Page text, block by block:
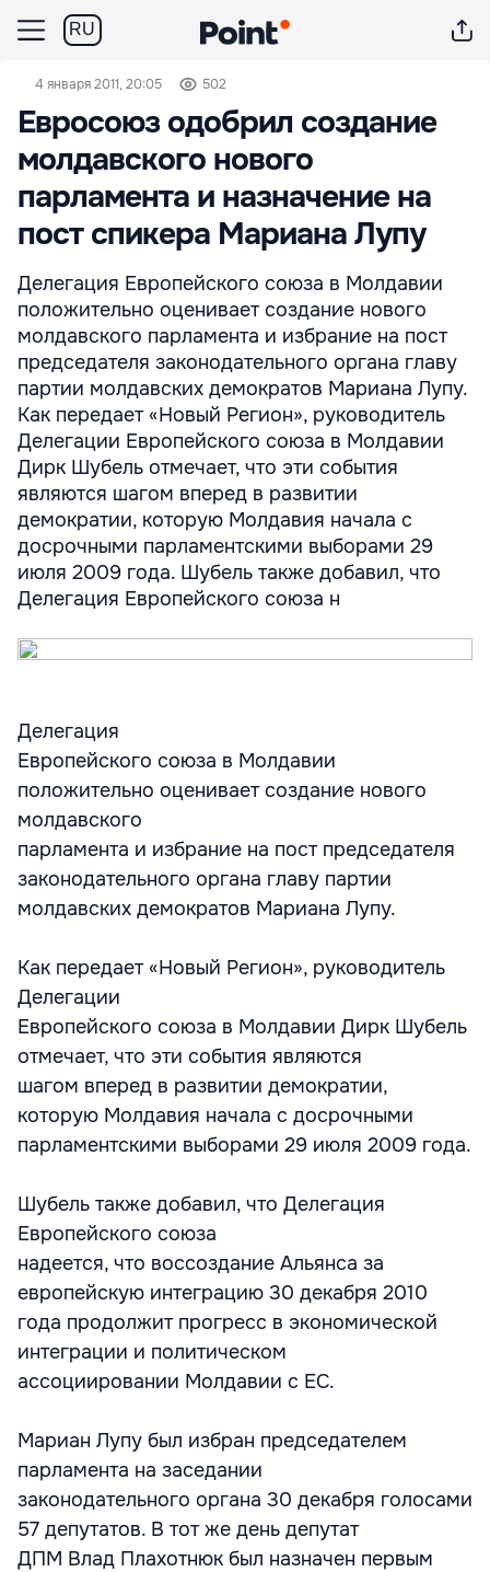
RU
4 января 2011, 20:05 502
Евросоюз одобрил создание
молдавского нового
парламента и назначение на
пост спикера Мариана Лупу
Делегация Европейского союза в Молдавии
положительно оценивает создание нового
молдавского парламента и избрание на пост
председателя законодательного органа главу
партии молдавских демократов Мариана Лупу.
Как передает «Новый Регион», руководитель
Делегации Европейского союза в Молдавии
Дирк Шубель отмечает, что эти события
являются шагом вперед в развитии
демократии, которую Молдавия начала с
досрочными парламентскими выборами 29
июля 2009 года. Шубель также добавил, что
Делегация Европейского союза н
Делегация
Европейского союза в Молдавии
положительно оценивает создание нового
молдавского
парламента и избрание на пост председателя
законодательного органа главу партии
молдавских демократов Мариана Лупу.
Как передает «Новый Регион», руководитель
Делегации
Европейского союза в Молдавии Дирк Шубель
отмечает, что эти события являются
шагом вперед в развитии демократии,
которую Молдавия начала с досрочными
парламентскими выборами 29 июля 2009 года.
Шубель также добавил, что Делегация
Европейского союза
надеется, что воссоздание Альянса за
европейскую интеграцию 30 декабря 2010
года продолжит прогресс в экономической
интеграции и политическом
ассоциировании Молдавии с ЕС.
Мариан Лупу был избран председателем
парламента на заседании
законодательного органа 30 декабря голосами
57 депутатов. В тот же день депутат
ДПМ Влад Плахотнюк был назначен первым